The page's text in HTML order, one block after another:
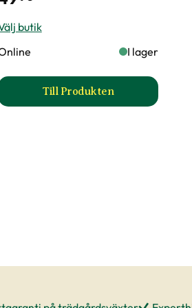
produktsida
butik
I lager
Till Produkten
till Trädgårdsnejlika